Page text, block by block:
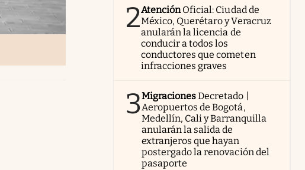
2AtenciónOficial: Ciudad de
México, Querétaro y Veracruz
anularán la licencia de
conducir a todos los
conductores que cometen
infracciones graves
3MigracionesDecretado |
Aeropuertos de Bogotá,
Medellín, Cali y Barranquilla
anularán la salida de
extranjeros que hayan
postergado la renovación del
pasaporte